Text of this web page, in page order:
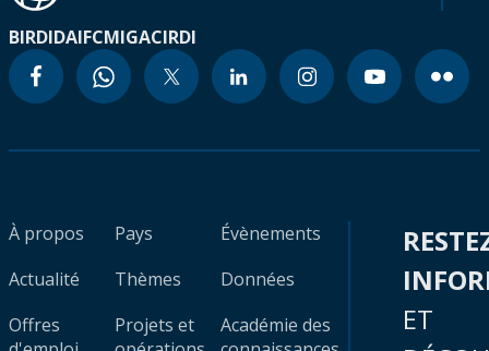
BIRDIDAIFCMIGACIRDI
À propos
Actualité
Offres
Pays
Thèmes
Projets et
Évènements
Données
Académie des
ET